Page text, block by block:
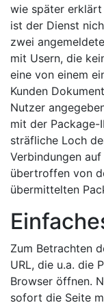
wie später
ist der Dienst
zwei
mit Usern, die
eine von einem
Kunden
Nutzer
mit der Package-
sträfliche Loch
Verbindungen
übertroffen von
übermittelten
Zum Betrachten
URL, die u.a. die
Browser öffnen.
sofort die Seite